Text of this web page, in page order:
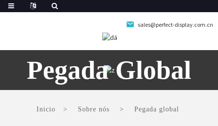
sales@perfect-display.com.cn
Pegada Global
Inicio Sobre nós Pegada global